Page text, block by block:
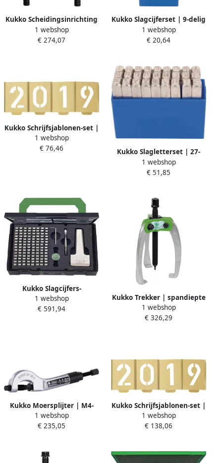
Kukko Scheidingsinrichting
| opening A 25-155 mm |
gelijkmatig losdraaien van
1 webshop
€ 274,07
Kukko Slagcijferset | 9-delig
cijfers 0-9 | letterhoogte 3
mm in kunststofbox | 1
1 webshop
€ 20,64
Kukko Schrijfsjablonen-set |
cijfers 0-9 | letterhoogte
150 mm | speciaal
1 webshop
€ 76,46
Kukko Slagletterset | 27-
delig hoofdletters A-Z |
letterhoogte 2 mm in
1 webshop
€ 51,85
Kukko Slagcijfers-
slagletterset | 115-delig
met typenhouder | 2 5 mm
1 webshop
€ 591,94
Kukko Trekker | spandiepte
200 mm | spanwijdte 250
mm | 9 5 T | 1 stuk 45-4
1 webshop
€ 326,29
Kukko Moersplijter | M4-
M14 | hydraulisch | tot
kwaliteit 10 en RVS | 1 stuk
1 webshop
€ 235,05
Kukko Schrijfsjablonen-set |
cijfers 0-9 | letterhoogte
200 mm | speciaal
1 webshop
€ 138,06